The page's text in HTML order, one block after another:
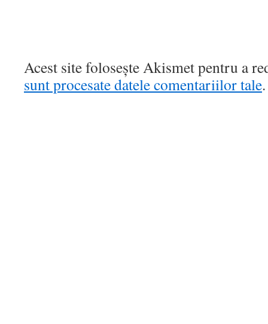
Acest site folosește Akismet pentru a
sunt procesate datele comentariilor tale.